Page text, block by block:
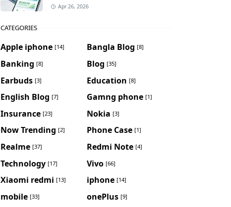
Apr 26, 2026
CATEGORIES
Apple iphone [14] Bangla Blog [8]
Banking [8] Blog [35]
Earbuds [3] Education [8]
English Blog [7] Gamng phone [1]
Insurance [23] Nokia [3]
Now Trending [2] Phone Case [1]
Realme [37] Redmi Note [4]
Technology [17] Vivo [66]
Xiaomi redmi [13] iphone [14]
mobile [33] onePlus [9]